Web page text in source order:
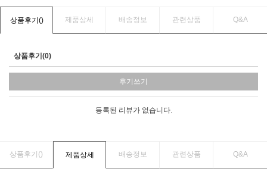
상품후기() 제품상세 배송정보 관련상품 Q&A
상품후기(0)
후기쓰기
등록된 리뷰가 없습니다.
상품후기() 제품상세 배송정보 관련상품 Q&A